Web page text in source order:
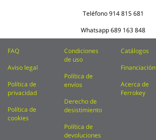
Teléfono914 815 681
Whatsapp689 163 848
FAQ
Aviso legal
Política de
privacidad
Política de
cookies
Condiciones
de uso
Política de
envíos
Derecho de
desistimiento
Política de
devoluciones
Catálogos
Financiación
Acerca de
Ferrokey